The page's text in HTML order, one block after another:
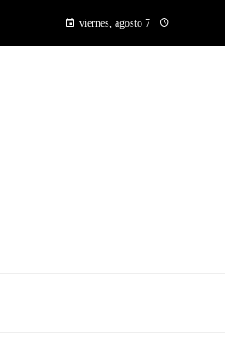
viernes, agosto 7